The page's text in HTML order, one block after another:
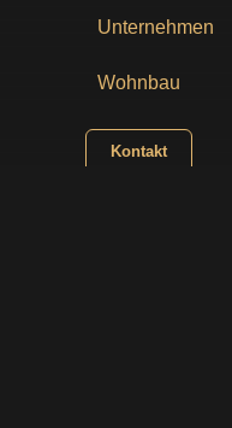
Unternehmen
Wohnbau
Kontakt